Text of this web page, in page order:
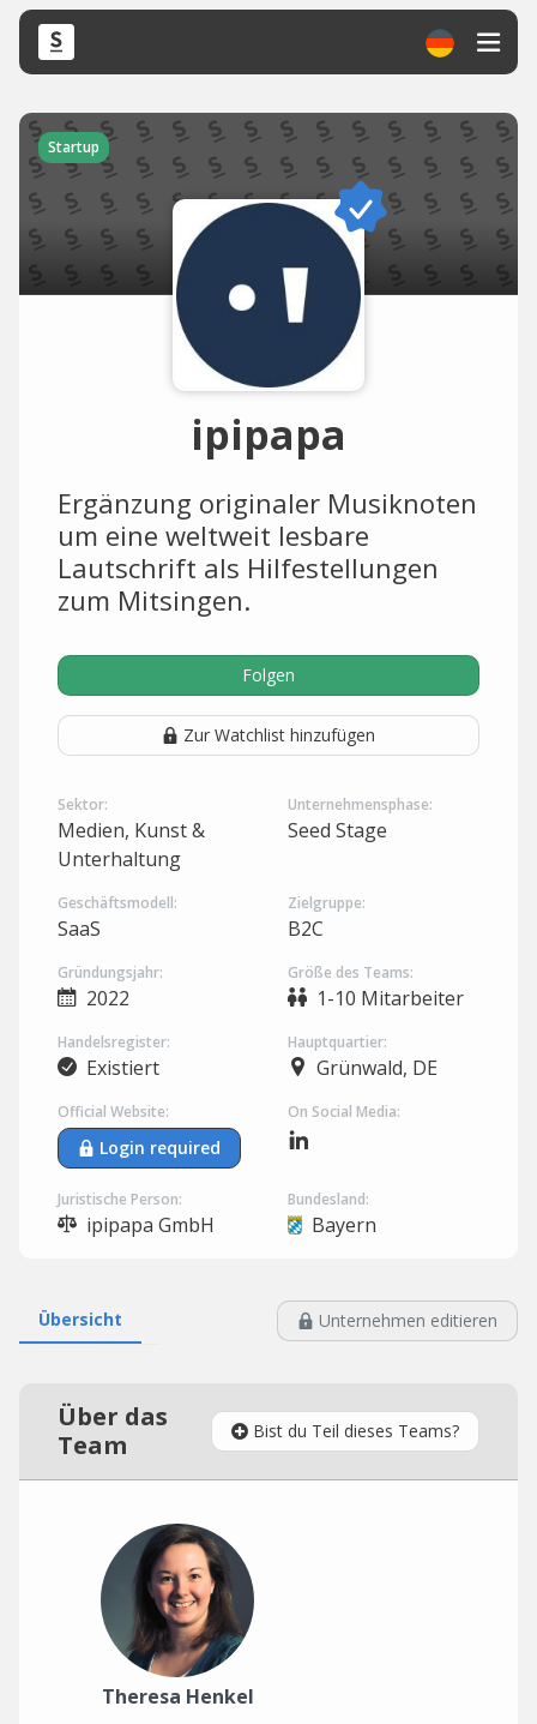
Startup
ipipapa
Ergänzung originaler Musiknoten
um eine weltweit lesbare
Lautschrift als Hilfestellungen
zum Mitsingen.
Folgen
Zur Watchlist hinzufügen
Sektor:
Medien, Kunst &
Unterhaltung
Unternehmensphase:
Seed Stage
Geschäftsmodell:
SaaS
Zielgruppe:
B2C
Gründungsjahr:
2022
Größe des Teams:
1-10 Mitarbeiter
Handelsregister:
Existiert
Hauptquartier:
Grünwald, DE
Official Website:
Login required
On Social Media:
Juristische Person:
ipipapa GmbH
Bundesland:
Bayern
Übersicht Unternehmen editieren
Über das
Team
Bist du Teil dieses Teams?
Theresa Henkel